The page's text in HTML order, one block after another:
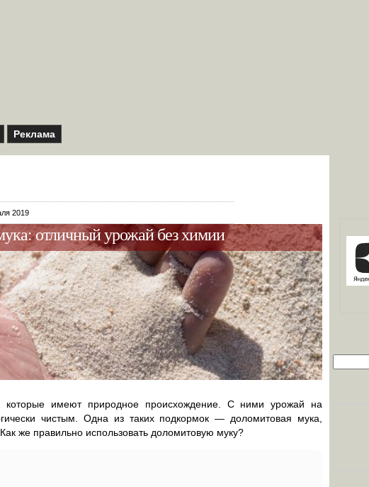
Реклама
2019
отличный урожай без химии
которые имеют природное происхождение. С ними урожай на
чистым. Одна из таких подкормок — доломитовая мука,
же правильно использовать доломитовую муку?
Найти: